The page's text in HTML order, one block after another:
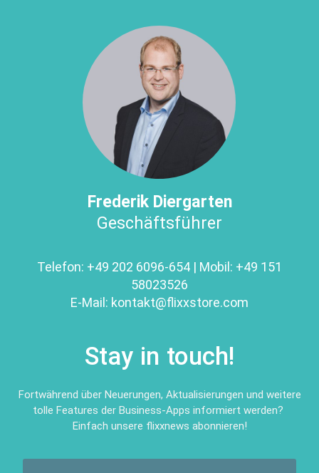
Frederik Diergarten
Geschäftsführer
Telefon: +49 202 6096-654 | Mobil: +49 151
58023526
E-Mail: kontakt@flixxstore.com
Stay in touch!
Fortwährend über Neuerungen, Aktualisierungen und weitere
tolle Features der Business-Apps informiert werden?
Einfach unsere flixxnews abonnieren!